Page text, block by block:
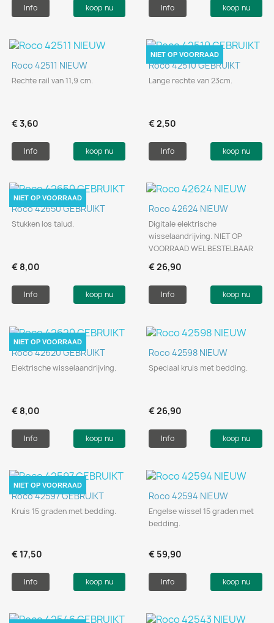
Info koop nu Info koop nu
Roco 42511 NIEUW
Rechte rail van 11,9 cm.
€ 3,60
Info koop nu
Roco 42510 GEBRUIKT
Lange rechte van 23cm.
€ 2,50
Info koop nu
NIET OP VOORRAAD
Roco 42650 GEBRUIKT
Stukken los talud.
€ 8,00
Info koop nu
NIET OP VOORRAAD
Roco 42624 NIEUW
Digitale elektrische
wisselaandrijving. NIET OP
VOORRAAD WEL BESTELBAAR
€ 26,90
Info koop nu
Roco 42620 GEBRUIKT
Elektrische wisselaandrijving.
€ 8,00
Info koop nu
NIET OP VOORRAAD
Roco 42598 NIEUW
Speciaal kruis met bedding.
€ 26,90
Info koop nu
Roco 42597 GEBRUIKT
Kruis 15 graden met bedding.
€ 17,50
Info koop nu
NIET OP VOORRAAD
Roco 42594 NIEUW
Engelse wissel 15 graden met
bedding.
€ 59,90
Info koop nu